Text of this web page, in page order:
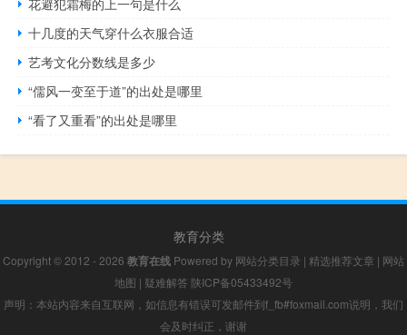
花避犯霜梅的上一句是什么
十几度的天气穿什么衣服合适
艺考文化分数线是多少
“儒风一变至于道”的出处是哪里
“看了又重看”的出处是哪里
教育分类
Copyright © 2012 - 2026 教育在线 Powered by 网站分类目录 | 精选推荐文章 | 网站
地图 | 疑难解答 陕ICP备05433492号
声明：本站内容来自互联网，如信息有错误可发邮件到f_fb#foxmail.com说明，我们
会及时纠正，谢谢